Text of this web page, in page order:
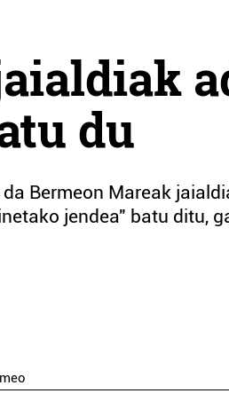
du
Bermeon Mareak
jendea" batu ditu,